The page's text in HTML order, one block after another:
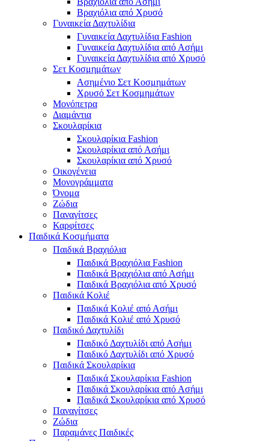
Βραχιόλια από Χρυσό
Γυναικεία Δαχτυλίδια
Γυναικεία Δαχτυλίδια Fashion
Γυναικεία Δαχτυλίδια από Ασήμι
Γυναικεία Δαχτυλίδια από Χρυσό
Σετ Κοσμημάτων
Ασημένιο Σετ Κοσμημάτων
Χρυσό Σετ Κοσμημάτων
Μονόπετρα
Διαμάντια
Σκουλαρίκια
Σκουλαρίκια Fashion
Σκουλαρίκια από Ασήμι
Σκουλαρίκια από Χρυσό
Οικογένεια
Μονογράμματα
Όνομα
Ζώδια
Παναγίτσες
Καρφίτσες
Παιδικά Κοσμήματα
Παιδικά Βραχιόλια
Παιδικά Βραχιόλια Fashion
Παιδικά Βραχιόλια από Ασήμι
Παιδικά Βραχιόλια από Χρυσό
Παιδικά Κολιέ
Παιδικά Κολιέ από Ασήμι
Παιδικά Κολιέ από Χρυσό
Παιδικό Δαχτυλίδι
Παιδικό Δαχτυλίδι από Ασήμι
Παιδικό Δαχτυλίδι από Χρυσό
Παιδικά Σκουλαρίκια
Παιδικά Σκουλαρίκια Fashion
Παιδικά Σκουλαρίκια από Ασήμι
Παιδικά Σκουλαρίκια από Χρυσό
Παναγίτσες
Ζώδια
Παραμάνες Παιδικές